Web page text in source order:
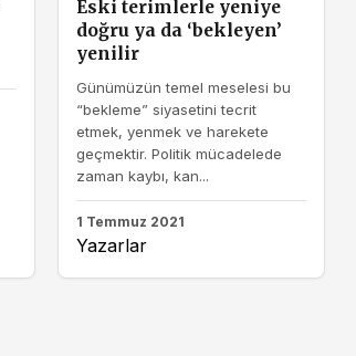
Eski terimlerle yeniye
doğru ya da ‘bekleyen’
yenilir
Günümüzün temel meselesi bu
“bekleme” siyasetini tecrit
etmek, yenmek ve harekete
geçmektir. Politik mücadelede
zaman kaybı, kan...
1 Temmuz 2021
Yazarlar